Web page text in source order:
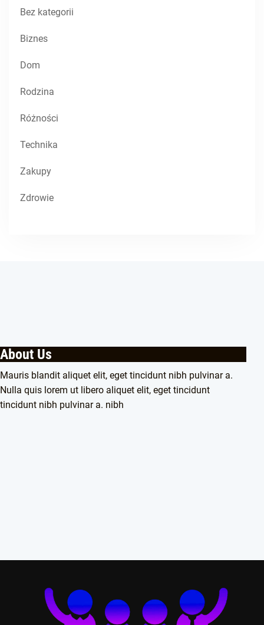
Bez kategorii
Biznes
Dom
Rodzina
Różności
Technika
Zakupy
Zdrowie
About Us
Mauris blandit aliquet elit, eget tincidunt nibh pulvinar a.
Nulla quis lorem ut libero aliquet elit, eget tincidunt
tincidunt nibh pulvinar a. nibh